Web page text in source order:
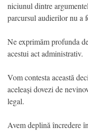
niciunul dintre
parcursul audierilor nu a
Ne exprimăm profunda
acestui act administrativ.
Vom contesta această
aceleași dovezi de
legal.
Avem deplină încredere